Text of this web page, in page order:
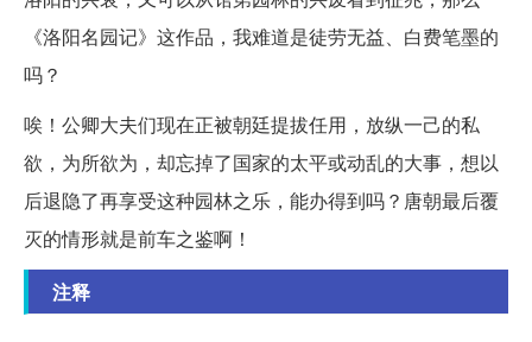
《洛阳名园记》这作品，我难道是徒劳无益、白费笔墨的
吗？
唉！公卿大夫们现在正被朝廷提拔任用，放纵一己的私
欲，为所欲为，却忘掉了国家的太平或动乱的大事，想以
后退隐了再享受这种园林之乐，能办得到吗？唐朝最后覆
灭的情形就是前车之鉴啊！
注释